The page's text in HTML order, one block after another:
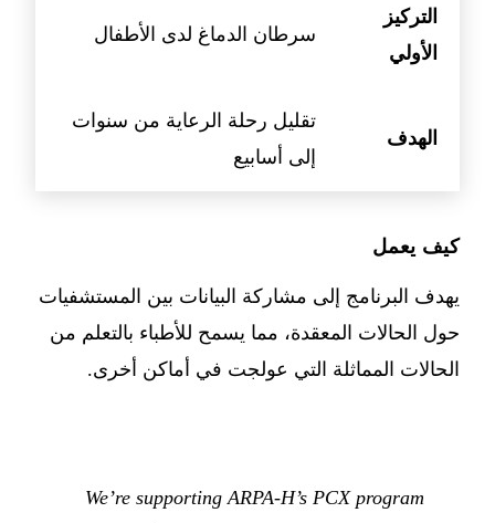
التركيز
الأولي
سرطان الدماغ لدى الأطفال
الهدف
تقليل رحلة الرعاية من سنوات
إلى أسابيع
كيف يعمل
يهدف البرنامج إلى مشاركة البيانات بين المستشفيات
حول الحالات المعقدة، مما يسمح للأطباء بالتعلم من
الحالات المماثلة التي عولجت في أماكن أخرى.
We’re supporting ARPA-H’s PCX program